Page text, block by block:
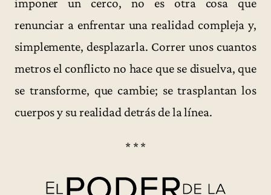
imponer un cerco, no es otra cosa que
renunciar a enfrentar una realidad compleja y,
simplemente, desplazarla. Correr unos cuantos
metros el conflicto no hace que se disuelva, que
se transforme, que cambie; se trasplantan los
cuerpos y su realidad detrás de la línea.
* * *